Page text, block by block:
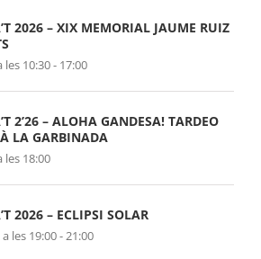
2026 – XIX MEMORIAL JAUME RUIZ
les 10:30- 17:00
2’26 – ALOHA GANDESA! TARDEO
LA GARBINADA
les 18:00
2026 – ECLIPSI SOLAR
les 19:00-21:00